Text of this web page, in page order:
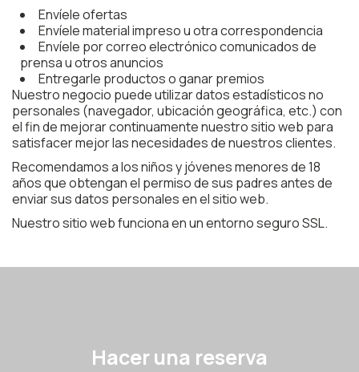
Envíele ofertas
Envíele material impreso u otra correspondencia
Envíele por correo electrónico comunicados de
prensa u otros anuncios
Entregarle productos o ganar premios
Nuestro negocio puede utilizar datos estadísticos no
personales (navegador, ubicación geográfica, etc.) con
el fin de mejorar continuamente nuestro sitio web para
satisfacer mejor las necesidades de nuestros clientes.
Recomendamos a los niños y jóvenes menores de 18
años que obtengan el permiso de sus padres antes de
enviar sus datos personales en el sitio web.
Nuestro sitio web funciona en un entorno seguro SSL.
Hacer una reserva